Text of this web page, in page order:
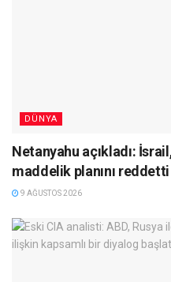
DÜNYA
Netanyahu açıkladı:
maddelik planını reddetti
9 AĞUSTOS 2026